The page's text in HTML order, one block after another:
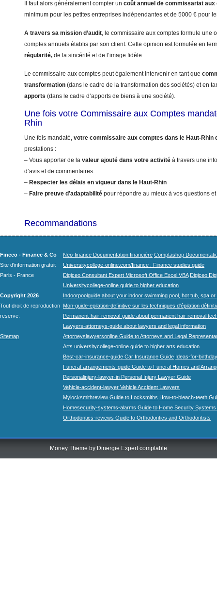
Il faut alors généralement compter un coût annuel de commissariat aux
minimum pour les petites entreprises indépendantes et de 5000 € pour
A travers sa mission d’audit, le commissaire aux comptes formule une
comptes annuels établis par son client. Cette opinion est formulée en
régularité, de la sincérité et de l’image fidèle.
Le commissaire aux comptes peut également intervenir en tant que
transformation (dans le cadre de la transformation des sociétés) et en
apports (dans le cadre d’apports de biens à une société).
Une fois votre Commissaire aux Comptes
Rhin
Une fois mandaté, votre commissaire aux comptes dans le Haut-Rhin
prestations :
– Vous apporter de la valeur ajouté dans votre activité à travers une
d’avis et de commentaires.
– Respecter les délais en vigueur dans le Haut-Rhin
– Faire preuve d’adaptabilité pour répondre au mieux à vos questions
Recommandations
Finceo - Finance & Co
Site d'information gratuit
Paris - France
Copyright 2026
Tout droit de reproduction
reserve.
Sitemap
Neo-finance Documentation financière Comptashop
Universitycollege-online.com/finance : Finance studies guide
Digiceo Consultant Expert Microsoft Office Excel VBA Digiceo
Universitycollege-online guide to higher education
Indoorpoolguide about your indoor swimming pool, hot tub, spa
Mon-guide-epilation-definitive sur les techniques d'épilation
Permanent-hair-removal-guide about permanent hair removal
Lawyers-attorneys-guide about lawyers and legal information
Attorneyslawyersonline Guide to Attorneys and Legal
Arts.universitycollege-online guide to higher arts education
Best-car-insurance-guide Car Insurance Guide Ideas-for-
Funeral-arrangements-guide Guide to Funeral Homes and
Personalinjury-lawyer-in Personal Injury Lawyer Guide
Vehicle-accident-lawyer Vehicle Accident Lawyers
Mylocksmithreview Guide to Locksmiths How-to-bleach-teeth
Homesecurity-systems-alarms Guide to Home Security Systems
Orthodontics-reviews Guide to Orthodontics and Orthodontists
Money Theme by Dinergie Expert comptable